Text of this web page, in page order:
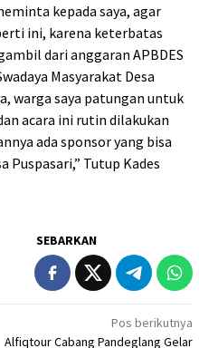
kepada saya, agar
ini, karena keterbatas
dari anggaran APBDES
Masyarakat Desa
warga saya patungan untuk
acara ini rutin dilakukan
ada sponsor yang bisa
Puspasari,” Tutup Kades
SEBARKAN
Pos berikutnya
Alfiqtour Cabang Pandeglang Gelar